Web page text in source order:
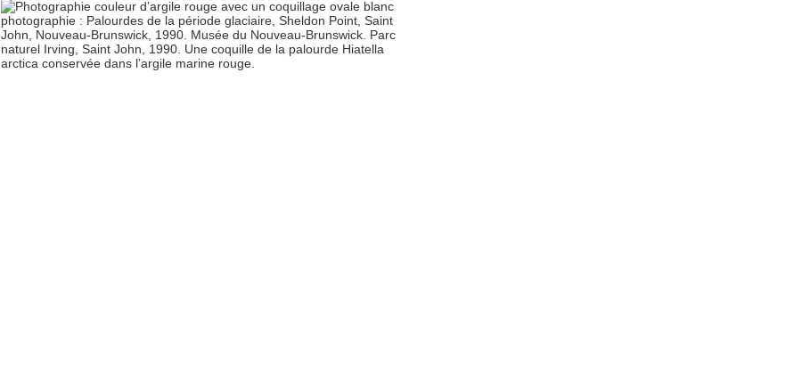
photographie : Palourdes de la période glaciaire, Sheldon Point, Saint
John, Nouveau-Brunswick, 1990. Musée du Nouveau-Brunswick. Parc
naturel Irving, Saint John, 1990. Une coquille de la palourde Hiatella
arctica conservée dans l’argile marine rouge.